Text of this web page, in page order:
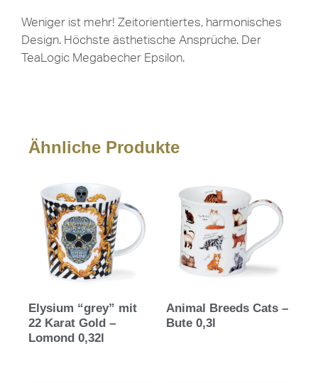
Weniger ist mehr! Zeitorientiertes, harmonisches
Design. Höchste ästhetische Ansprüche. Der
TeaLogic Megabecher Epsilon.
Ähnliche Produkte
Elysium “grey” mit
22 Karat Gold –
Lomond 0,32l
Animal Breeds Cats –
Bute 0,3l